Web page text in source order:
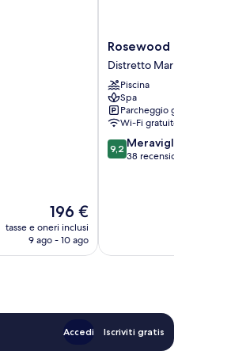
Il
prezzo
attuale
196 €
tasse e oneri inclusi
9 ago - 10 ago
Rosewood
Doha
Distretto
Marina
Rosewood Doha
Distretto Marina
Piscina
Spa
Parcheggio gratuito
Wi-Fi gratuito
9.2
su
9,2 Meraviglioso
38 recensioni
Accedi Iscriviti gratis